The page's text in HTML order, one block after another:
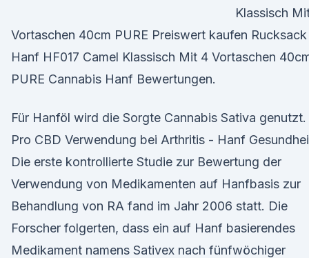
Klassisch
Vortaschen 40cm PURE Preiswert kaufen Rucksack
Hanf HF017 Camel Klassisch Mit 4 Vortaschen
PURE Cannabis Hanf Bewertungen.
Für Hanföl wird die Sorgte Cannabis Sativa genutzt.
Pro CBD Verwendung bei Arthritis - Hanf
Die erste kontrollierte Studie zur Bewertung der
Verwendung von Medikamenten auf Hanfbasis zur
Behandlung von RA fand im Jahr 2006 statt. Die
Forscher folgerten, dass ein auf Hanf basierendes
Medikament namens Sativex nach fünfwöchiger